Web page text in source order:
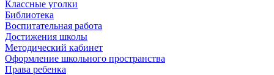
Классные уголки
Библиотека
Воспитательная работа
Достижения школы
Методический кабинет
Оформление школьного пространства
Права ребенка